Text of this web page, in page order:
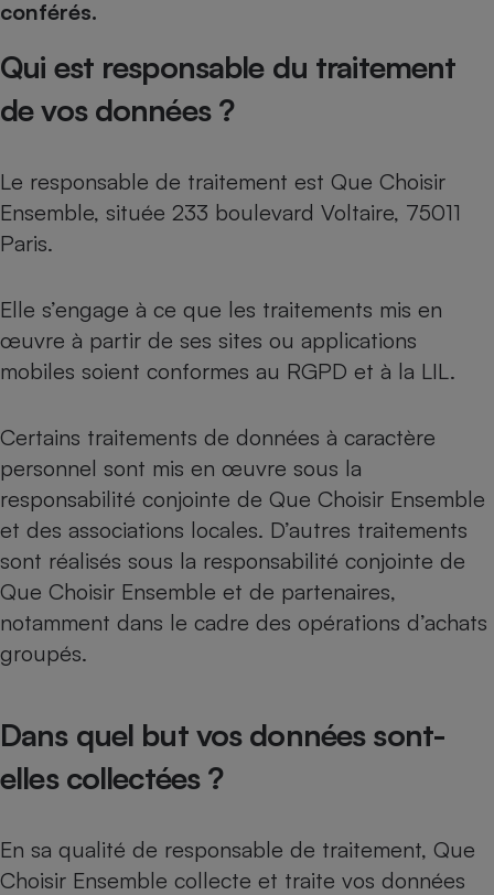
conférés.
Qui est responsable du traitement
de vos données ?
Le responsable de traitement est Que Choisir
Ensemble, située 233 boulevard Voltaire, 75011
Paris.
Elle s’engage à ce que les traitements mis en
œuvre à partir de ses sites ou applications
mobiles soient conformes au RGPD et à la LIL.
Certains traitements de données à caractère
personnel sont mis en œuvre sous la
responsabilité conjointe de Que Choisir Ensemble
et des associations locales. D’autres traitements
sont réalisés sous la responsabilité conjointe de
Que Choisir Ensemble et de partenaires,
notamment dans le cadre des opérations d’achats
groupés.
Dans quel but vos données sont-
elles collectées ?
En sa qualité de responsable de traitement, Que
Choisir Ensemble collecte et traite vos données
bouteille
Mutuelle
Assurance emprunteur
Comparatif cafetière
Gros électroménager
Lave-linge
Plaque de cuisson à
Internet
Téléphonie
Téléviseur
Smartphone
Chauffage
Radiateur électrique
Climatiseur -
Ventilateur
Mutuelle
Antimoustique
Speedtest - Testez le débit de votre
connexion Internet